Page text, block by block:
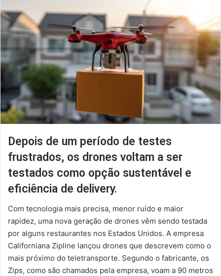
Depois de um período de testes
frustrados, os drones voltam a ser
testados como opção sustentável e
eficiência de delivery.
Com tecnologia mais precisa, menor ruído e maior
rapidez, uma nova geração de drones vêm sendo testada
por alguns restaurantes nos Estados Unidos. A empresa
Californiana Zipline lançou drones que descrevem como o
mais próximo do teletransporte. Segundo o fabricante, os
Zips, como são chamados pela empresa, voam a 90 metros